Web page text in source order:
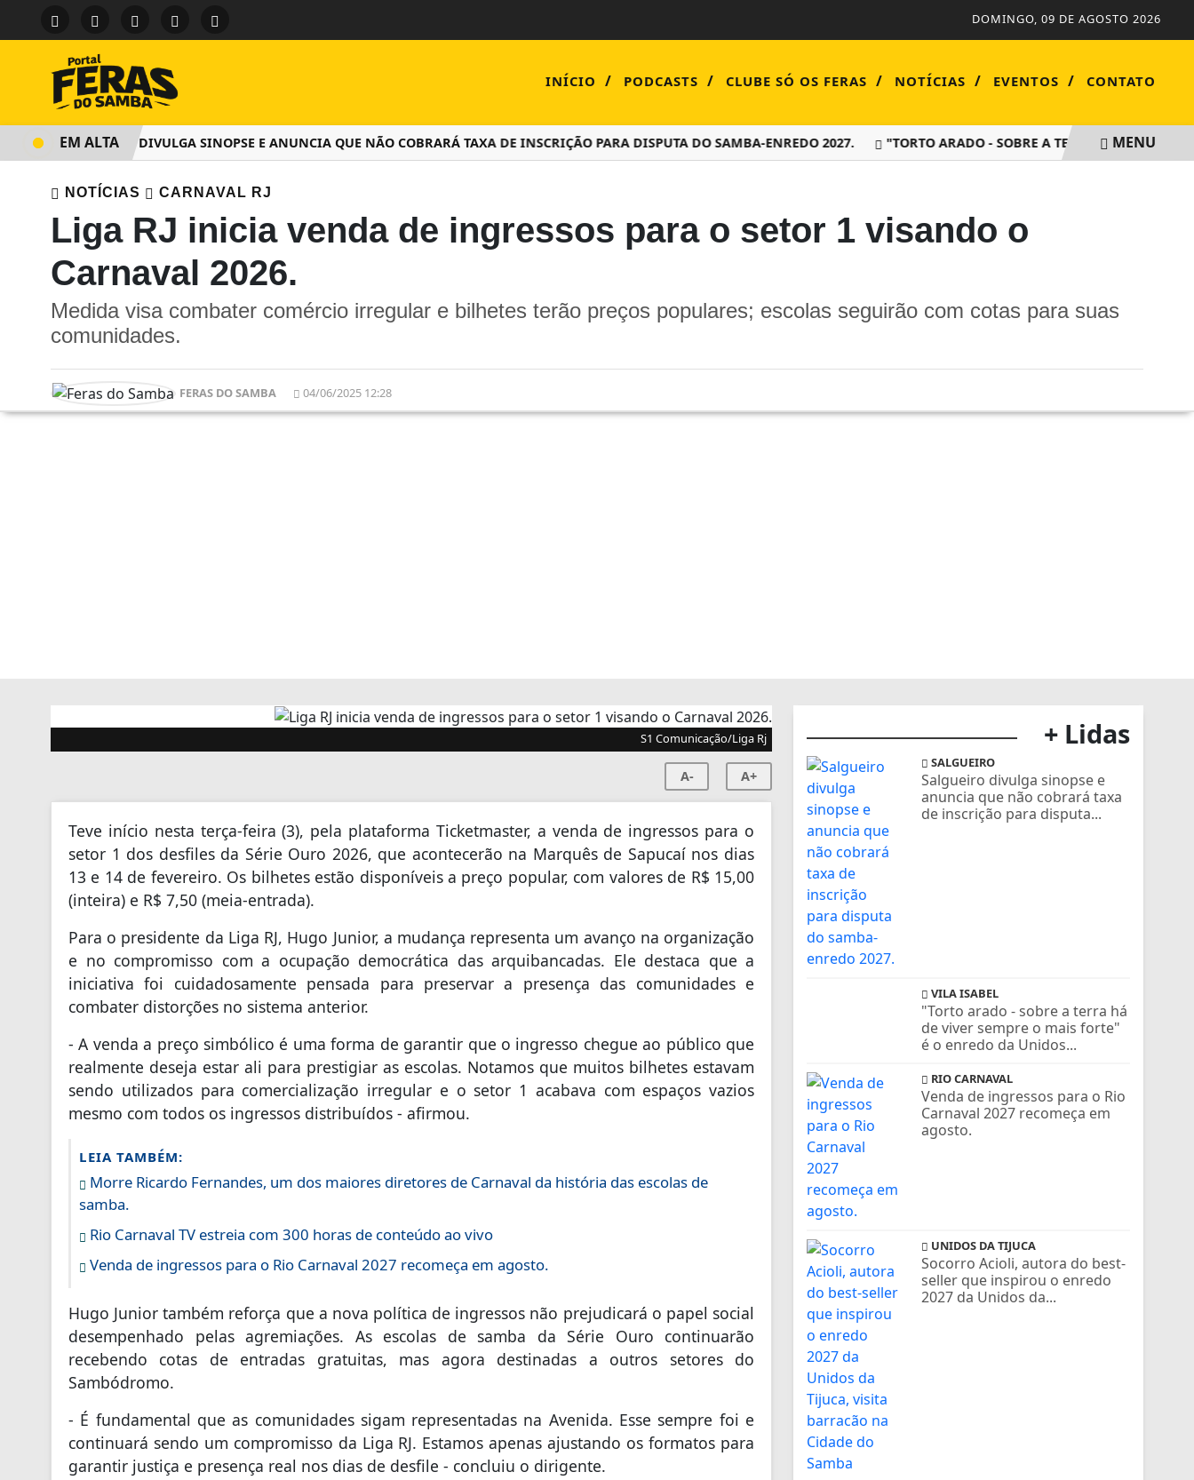
DOMINGO, 09 DE AGOSTO 2026
INÍCIO / PODCASTS / CLUBE SÓ OS FERAS / NOTÍCIAS / EVENTOS / CONTATO
SALGUEIRO DIVULGA SINOPSE E ANUNCIA QUE NÃO COBRARÁ TAXA DE INSCRIÇÃO PARA DISPUTA DO SAMBA-ENREDO 2027. "TORTO ARADO - SOBRE A TERRA HÁ DE VIVER
EM ALTA MENU
NOTÍCIAS CARNAVAL RJ
Liga RJ inicia venda de ingressos para o setor 1 visando o
Carnaval 2026.
Medida visa combater comércio irregular e bilhetes terão preços populares; escolas seguirão com cotas para suas
comunidades.
FERAS DO SAMBA 04/06/2025 12:28
S1 Comunicação/Liga Rj
A- A+
Teve início nesta terça-feira (3), pela plataforma Ticketmaster, a venda de ingressos para o
setor 1 dos desfiles da Série Ouro 2026, que acontecerão na Marquês de Sapucaí nos dias
13 e 14 de fevereiro. Os bilhetes estão disponíveis a preço popular, com valores de R$ 15,00
(inteira) e R$ 7,50 (meia-entrada).
Para o presidente da Liga RJ, Hugo Junior, a mudança representa um avanço na organização
e no compromisso com a ocupação democrática das arquibancadas. Ele destaca que a
iniciativa foi cuidadosamente pensada para preservar a presença das comunidades e
combater distorções no sistema anterior.
- A venda a preço simbólico é uma forma de garantir que o ingresso chegue ao público que
realmente deseja estar ali para prestigiar as escolas. Notamos que muitos bilhetes estavam
sendo utilizados para comercialização irregular e o setor 1 acabava com espaços vazios
mesmo com todos os ingressos distribuídos - afirmou.
LEIA TAMBÉM:
Morre Ricardo Fernandes, um dos maiores diretores de Carnaval da história das escolas de
samba.
Rio Carnaval TV estreia com 300 horas de conteúdo ao vivo
Venda de ingressos para o Rio Carnaval 2027 recomeça em agosto.
Hugo Junior também reforça que a nova política de ingressos não prejudicará o papel social
desempenhado pelas agremiações. As escolas de samba da Série Ouro continuarão
recebendo cotas de entradas gratuitas, mas agora destinadas a outros setores do
Sambódromo.
- É fundamental que as comunidades sigam representadas na Avenida. Esse sempre foi e
continuará sendo um compromisso da Liga RJ. Estamos apenas ajustando os formatos para
garantir justiça e presença real nos dias de desfile - concluiu o dirigente.
+ Lidas
SALGUEIRO
Salgueiro divulga sinopse e
anuncia que não cobrará taxa
de inscrição para disputa...
VILA ISABEL
"Torto arado - sobre a terra há
de viver sempre o mais forte"
é o enredo da Unidos...
RIO CARNAVAL
Venda de ingressos para o Rio
Carnaval 2027 recomeça em
agosto.
UNIDOS DA TIJUCA
Socorro Acioli, autora do best-
seller que inspirou o enredo
2027 da Unidos da...